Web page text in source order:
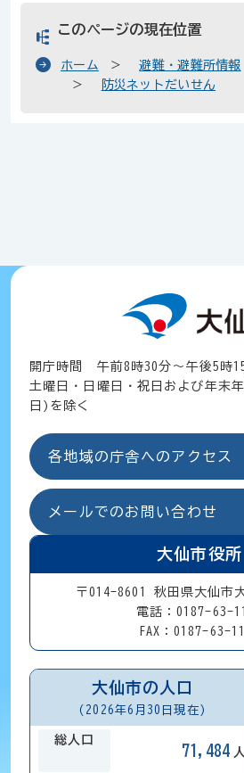
このページの現在位置
ホーム
避難・避難所情報
防災ネットだいせん
開庁時間 午前8時30分～午後5時
土曜日・日曜日・祝日および年末
日)を除く
各地域の庁舎へのアクセス
メールでのお問い合わせ
大仙市役所
〒014-8601 秋田県大仙市
電話：0187-63-
FAX：0187-63-
大仙市の人口
(2026年6月30日現在)
総人口
71,484 人